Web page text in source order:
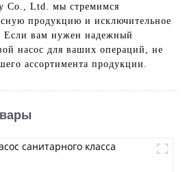
Co., Ltd. мы стремимся
продукцию и исключительное
Если вам нужен надежный
насос для ваших операций, не
ассортимента продукции.